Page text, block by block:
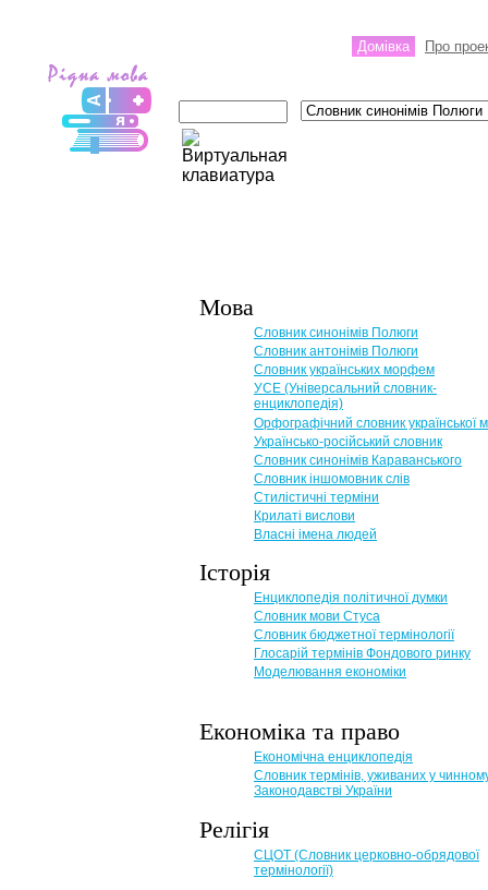
Домівка Про
Мова
Словник синонімів Полюги
Словник антонімів Полюги
Словник українських морфем
УСЕ (Універсальний словник-
енциклопедія)
Орфографічний словник української
Українсько-російський словник
Словник синонімів Караванського
Словник іншомовник слів
Стилістичні терміни
Крилаті вислови
Власні імена людей
Історія
Енциклопедія політичної думки
Словник мови Стуса
Словник бюджетної термінології
Глосарій термінів Фондового ринку
Моделювання економіки
Економіка та право
Eкономічна енциклопедія
Словник термінів, уживаних у
Законодавстві України
Релігія
СЦОТ (Словник церковно-обрядової
термінології)